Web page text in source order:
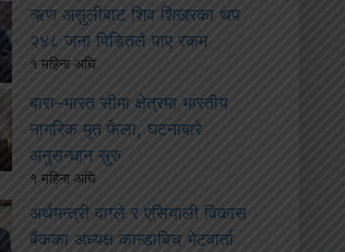
ऋण असुलीबाट शिव शिखरका थप
२४८ जना पिडितले पाए रकम
१ महिना अघि
बारा–भारत सीमा क्षेत्रमा भारतीय
नागरिक मृत फेला, घटनाबारे
अनुसन्धान सुरु
१ महिना अघि
अर्थमन्त्री वाग्ले र एसियाली विकास
बैंकका अध्यक्ष कान्डाबिच भेटवार्ता